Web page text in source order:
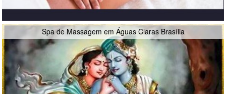
Spa de Massagem em Águas Claras Brasília